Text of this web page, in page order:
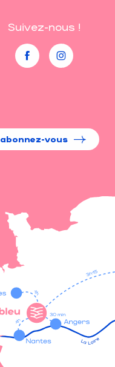
Suivez-nous !
abonnez-vous